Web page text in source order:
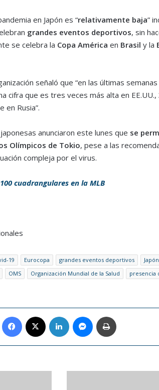
en Japón es “relativamente baja”
grandes eventos deportivos, sin
se celebra la Copa América en Brasil y la
señaló que “en las últimas
cifra que es tres veces más alta en
en Rusia”.
anunciaron este lunes que se
Olímpicos de Tokio, pese a las
compleja por el virus.
cuadrangulares en la MLB
19 Eurocopa grandes eventos deportivos
Japón
OMS Organización Mundial de la Salud
presencia
Facebook LinkedIn Messenger